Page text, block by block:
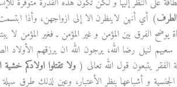
) أي أنهن لاينظرن الا إلى ازواجهن، وأذا
الفرق بين المؤمن و غير المؤمن ـ فغير المؤمن لا
سعيهم لنيل رضا الله، يرجون الله ان يرزقهم
الفقر يتبعون قول الله تعالى (ولا تقتلوا اولادكم
و أشباعها بنظر الأعتبار، وعين لذلك طرق سهلة و